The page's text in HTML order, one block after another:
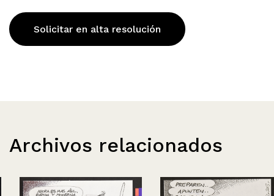
Solicitar en alta resolución
Archivos relacionados